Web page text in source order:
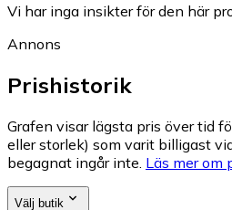
Vi har inga insikter för den här
Annons
Prishistorik
Grafen visar lägsta pris över tid
eller storlek) som varit billigast
begagnat ingår inte. Läs mer om
Välj butik